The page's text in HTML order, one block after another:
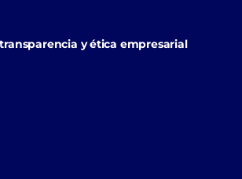
y ética empresarial